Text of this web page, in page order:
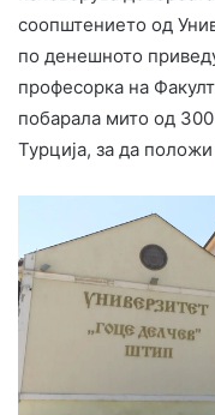
соопштението од
по денешното
професорка на
побарала мито од
Турција, за да положи